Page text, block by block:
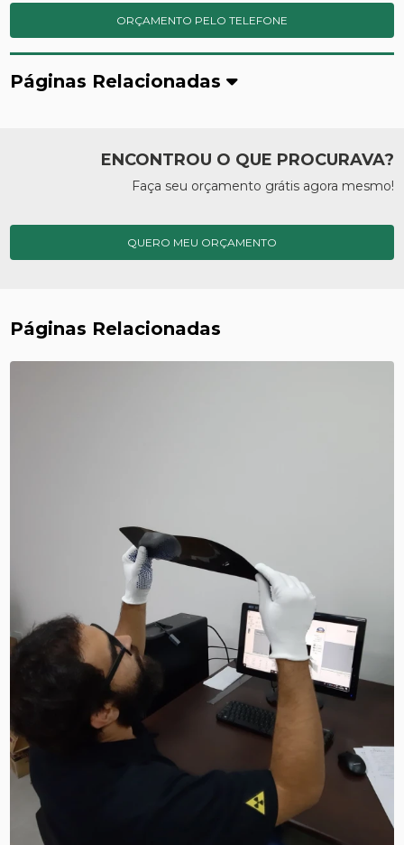
ORÇAMENTO PELO TELEFONE
Páginas Relacionadas
ENCONTROU O QUE PROCURAVA?
Faça seu orçamento grátis agora mesmo!
QUERO MEU ORÇAMENTO
Páginas Relacionadas